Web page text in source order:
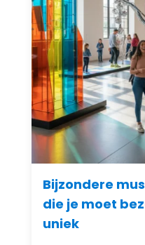
Bijzondere
die je moet
uniek